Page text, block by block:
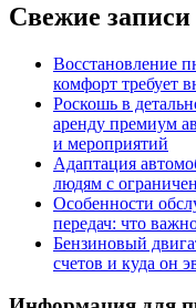
Свежие записи
Восстановление
комфорт требует
Роскошь в
аренду премиум
и мероприятий
Адаптация
людям с
Особенности
передач: что
Бензиновый
счетов и куда он